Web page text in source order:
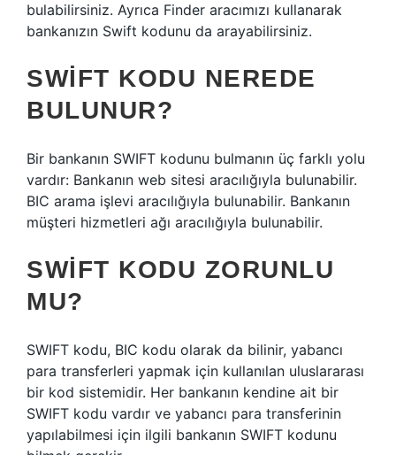
bulabilirsiniz. Ayrıca Finder aracımızı kullanarak
bankanızın Swift kodunu da arayabilirsiniz.
SWIFT KODU NEREDE
BULUNUR?
Bir bankanın SWIFT kodunu bulmanın üç farklı yolu
vardır: Bankanın web sitesi aracılığıyla bulunabilir.
BIC arama işlevi aracılığıyla bulunabilir. Bankanın
müşteri hizmetleri ağı aracılığıyla bulunabilir.
SWIFT KODU ZORUNLU
MU?
SWIFT kodu, BIC kodu olarak da bilinir, yabancı
para transferleri yapmak için kullanılan uluslararası
bir kod sistemidir. Her bankanın kendine ait bir
SWIFT kodu vardır ve yabancı para transferinin
yapılabilmesi için ilgili bankanın SWIFT kodunu